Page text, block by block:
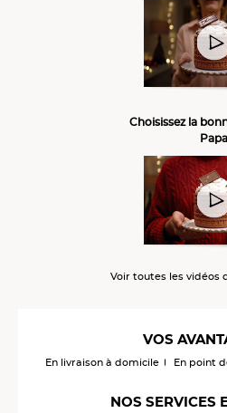
Choisissez la
Papa
Voir toutes les vidéos
VOS
En livraison à domicile En point
NOS SERVICES